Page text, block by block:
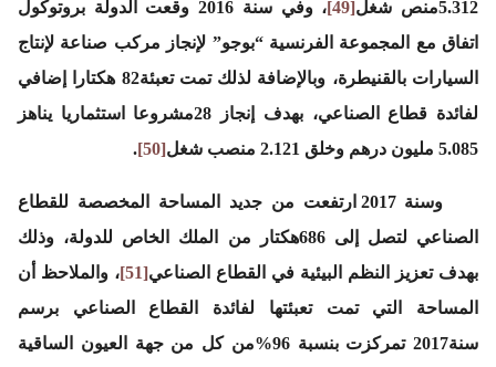
5.312منص شغل
[49]
، وفي سنة 2016 وقعت الدولة بروتوكول
اتفاق مع المجموعة الفرنسية “بوجو” لإنجاز مركب صناعة لإنتاج
السيارات بالقنيطرة، وبالإضافة لذلك تمت تعبئة82 هكتارا إضافي
لفائدة قطاع الصناعي، بهدف إنجاز 28مشروعا استثماريا يناهز
5.085 مليون درهم وخلق 2.121 منصب شغل
[50]
.
وسنة 2017 ارتفعت من جديد المساحة المخصصة للقطاع
الصناعي لتصل إلى 686هكتار من الملك الخاص للدولة، وذلك
بهدف تعزيز النظم البيئية في القطاع الصناعي[51]
، والملاحظ أن
المساحة التي تمت تعبئتها لفائدة القطاع الصناعي برسم
سنة2017 تمركزت بنسبة 96%من كل من جهة العيون الساقية